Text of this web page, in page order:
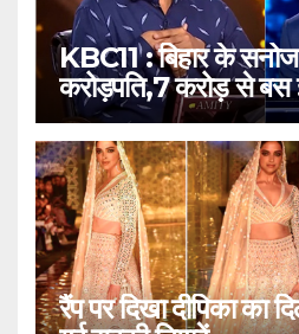
KBC11 : बिहार के
करोड़पति,7 करोड़ से बस
रैंप पर दिखा दीपिका का